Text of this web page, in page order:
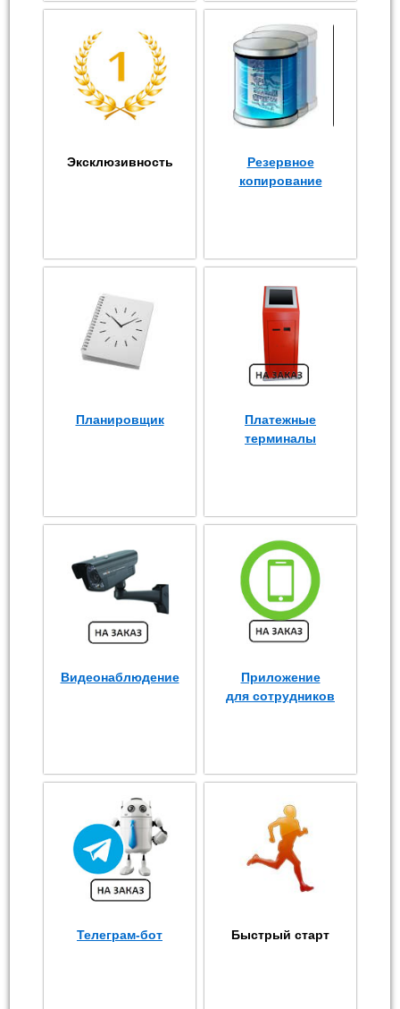
Эксклюзивность
Резервное
копирование
Планировщик
Платежные
терминалы
Видеонаблюдение
Приложение
для сотрудников
Телеграм-бот Быстрый старт